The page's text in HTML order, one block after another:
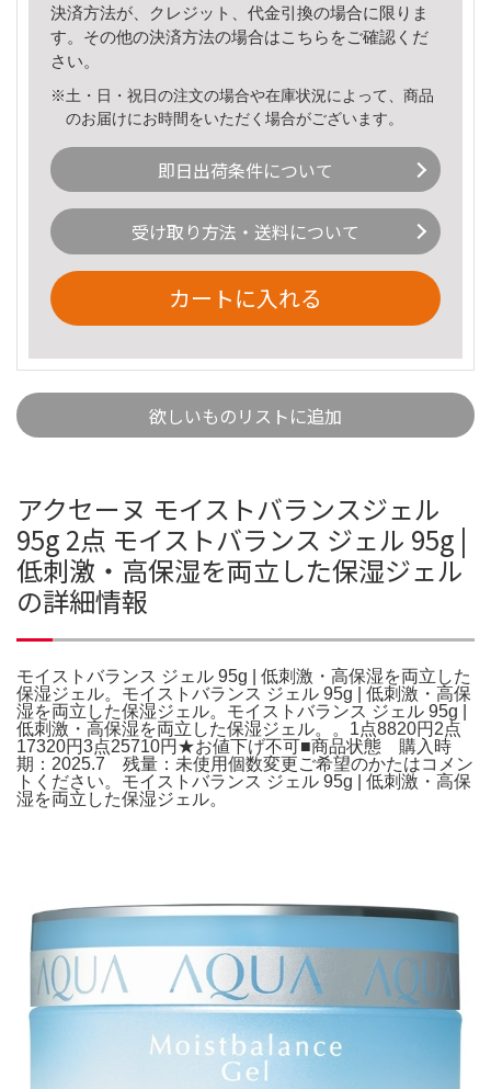
決済方法が、クレジット、代金引換の場合に限りま
す。その他の決済方法の場合はこちら をご確認くだ
さい。
※土・日・祝日の注文の場合や在庫状況によって、商品
のお届けにお時間をいただく場合がございます。
即日出荷条件について
受け取り方法・送料について
カートに入れる
欲しいものリストに追加
アクセーヌ モイストバランスジェル
95g 2点 モイストバランス ジェル 95g |
低刺激・高保湿を両立した保湿ジェル
の詳細情報
モイストバランス ジェル 95g | 低刺激・高保湿を両立した
保湿ジェル。モイストバランス ジェル 95g | 低刺激・高保
湿を両立した保湿ジェル。モイストバランス ジェル 95g |
低刺激・高保湿を両立した保湿ジェル。。1点8820円2点
17320円3点25710円★お値下げ不可■商品状態 購入時
期：2025.7 残量：未使用個数変更ご希望のかたはコメン
トください。モイストバランス ジェル 95g | 低刺激・高保
湿を両立した保湿ジェル。